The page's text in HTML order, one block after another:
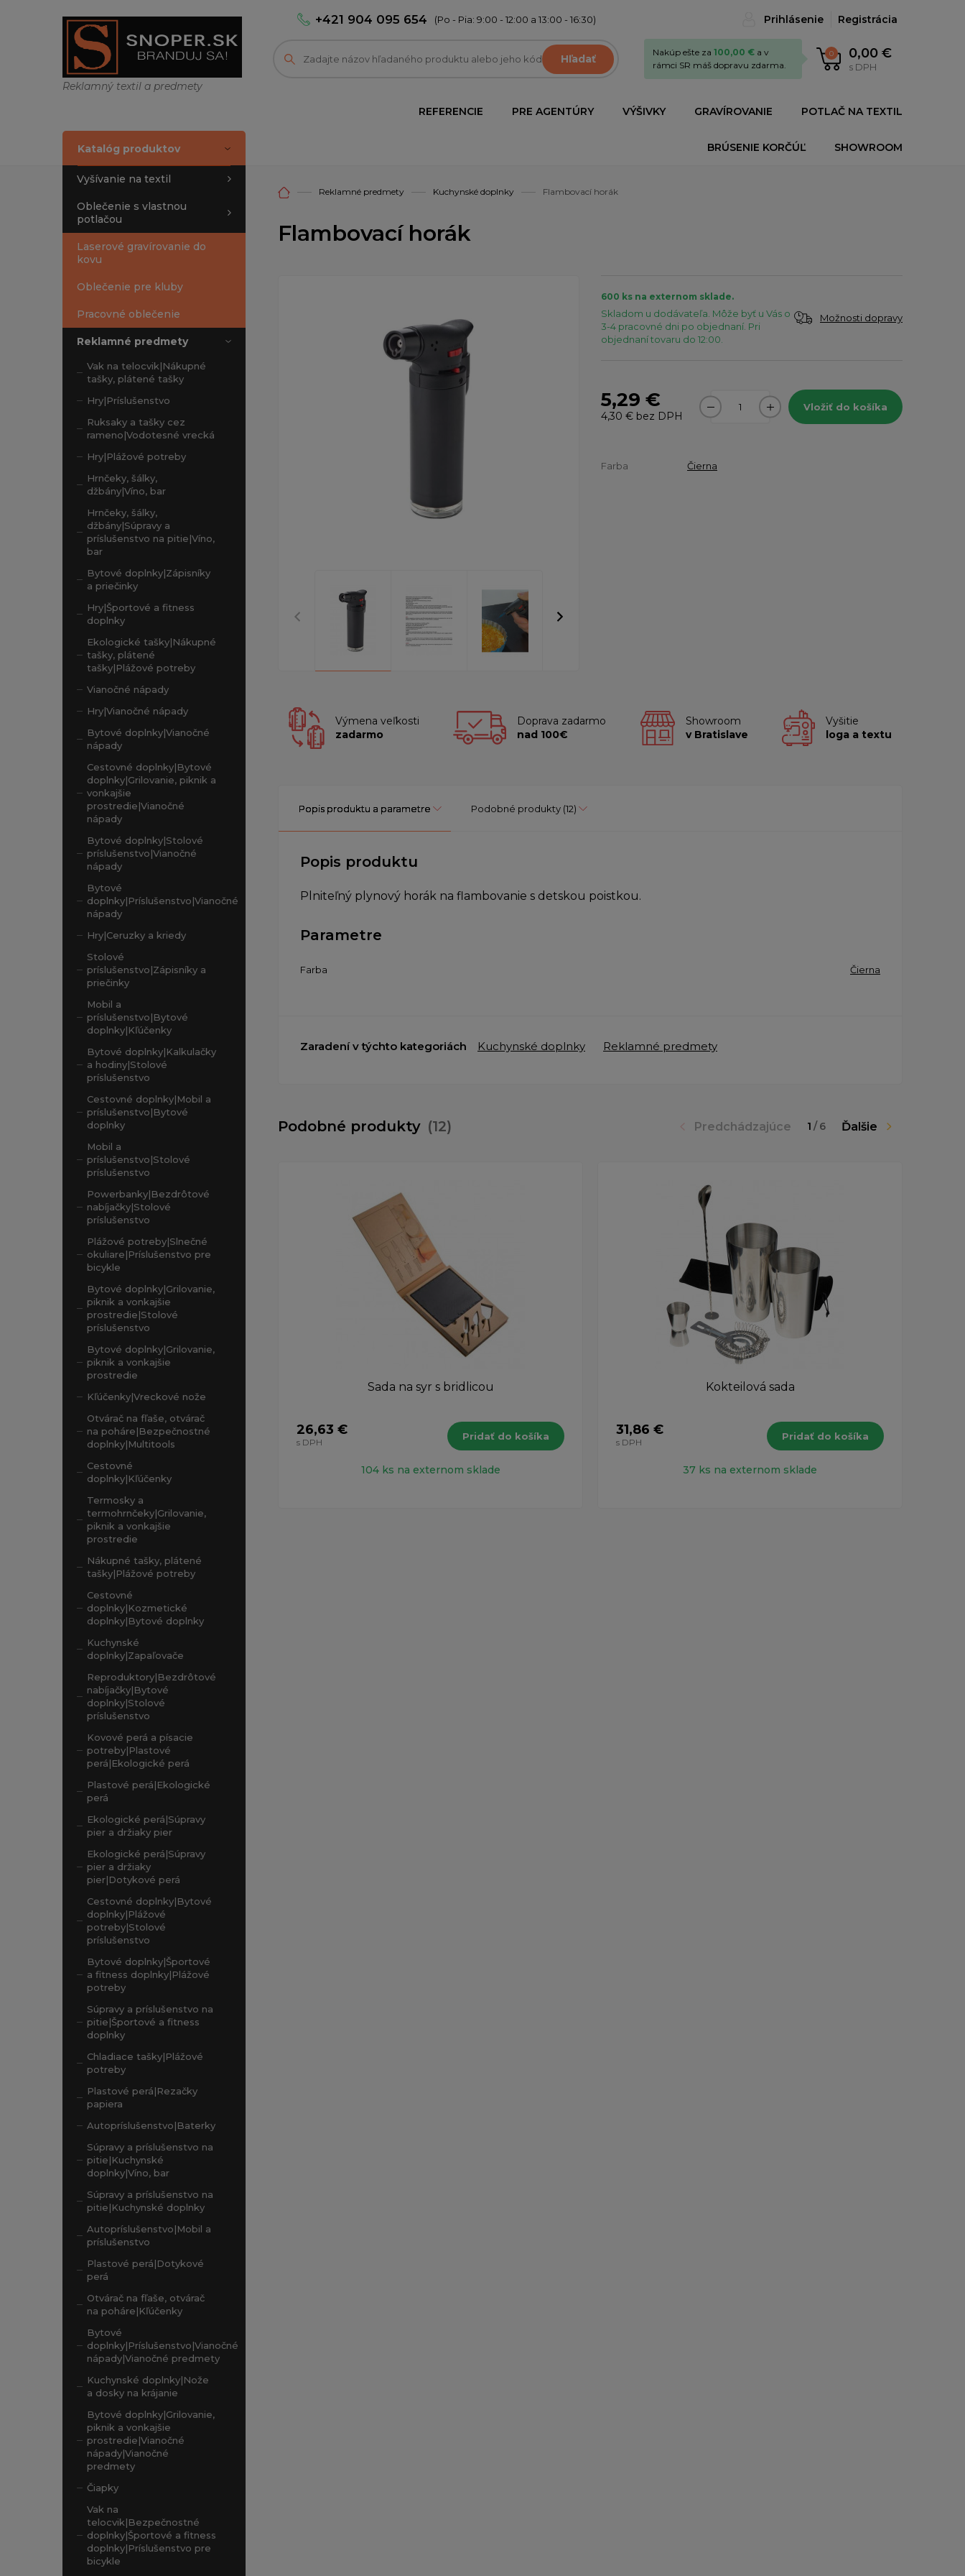
Reklamný textil a predmety
+421 904 095 654 (Po - Pia: 9:00 - 12:00 a 13:00 - 16:30) Prihlásenie Registrácia
Hľadať 0 0,00 €
s DPH
Nakúp ešte za 100,00 € a v
rámci SR máš dopravu zdarma.
REFERENCIE PRE AGENTÚRY VÝŠIVKY GRAVÍROVANIE POTLAČ NA TEXTIL
BRÚSENIE KORČÚĽ SHOWROOM
Katalóg produktov
Vyšívanie na textil
Oblečenie s vlastnou
potlačou
Laserové gravírovanie do
kovu
Oblečenie pre kluby
Pracovné oblečenie
Reklamné predmety
Vak na telocvik|Nákupné
tašky, plátené tašky
Hry|Príslušenstvo
Ruksaky a tašky cez
rameno|Vodotesné vrecká
Hry|Plážové potreby
Hrnčeky, šálky,
džbány|Víno, bar
Hrnčeky, šálky,
džbány|Súpravy a
príslušenstvo na pitie|Víno,
bar
Bytové doplnky|Zápisníky
a priečinky
Hry|Športové a fitness
doplnky
Ekologické tašky|Nákupné
tašky, plátené
tašky|Plážové potreby
Vianočné nápady
Hry|Vianočné nápady
Bytové doplnky|Vianočné
nápady
Cestovné doplnky|Bytové
doplnky|Grilovanie, piknik a
vonkajšie
prostredie|Vianočné
nápady
Bytové doplnky|Stolové
príslušenstvo|Vianočné
nápady
Bytové
doplnky|Príslušenstvo|Vianočné
nápady
Hry|Ceruzky a kriedy
Stolové
príslušenstvo|Zápisníky a
priečinky
Mobil a
príslušenstvo|Bytové
doplnky|Kľúčenky
Bytové doplnky|Kalkulačky
a hodiny|Stolové
príslušenstvo
Cestovné doplnky|Mobil a
príslušenstvo|Bytové
doplnky
Mobil a
príslušenstvo|Stolové
príslušenstvo
Powerbanky|Bezdrôtové
nabíjačky|Stolové
príslušenstvo
Plážové potreby|Slnečné
okuliare|Príslušenstvo pre
bicykle
Bytové doplnky|Grilovanie,
piknik a vonkajšie
prostredie|Stolové
príslušenstvo
Bytové doplnky|Grilovanie,
piknik a vonkajšie
prostredie
Kľúčenky|Vreckové nože
Otvárač na fľaše, otvárač
na poháre|Bezpečnostné
doplnky|Multitools
Cestovné
doplnky|Kľúčenky
Termosky a
termohrnčeky|Grilovanie,
piknik a vonkajšie
prostredie
Nákupné tašky, plátené
tašky|Plážové potreby
Cestovné
doplnky|Kozmetické
doplnky|Bytové doplnky
Kuchynské
doplnky|Zapaľovače
Reproduktory|Bezdrôtové
nabíjačky|Bytové
doplnky|Stolové
príslušenstvo
Kovové perá a písacie
potreby|Plastové
perá|Ekologické perá
Plastové perá|Ekologické
perá
Ekologické perá|Súpravy
pier a držiaky pier
Ekologické perá|Súpravy
pier a držiaky
pier|Dotykové perá
Cestovné doplnky|Bytové
doplnky|Plážové
potreby|Stolové
príslušenstvo
Bytové doplnky|Športové
a fitness doplnky|Plážové
potreby
Súpravy a príslušenstvo na
pitie|Športové a fitness
doplnky
Chladiace tašky|Plážové
potreby
Plastové perá|Rezačky
papiera
Autopríslušenstvo|Baterky
Súpravy a príslušenstvo na
pitie|Kuchynské
doplnky|Víno, bar
Súpravy a príslušenstvo na
pitie|Kuchynské doplnky
Autopríslušenstvo|Mobil a
príslušenstvo
Plastové perá|Dotykové
perá
Otvárač na fľaše, otvárač
na poháre|Kľúčenky
Bytové
doplnky|Príslušenstvo|Vianočné
nápady|Vianočné predmety
Kuchynské doplnky|Nože
a dosky na krájanie
Bytové doplnky|Grilovanie,
piknik a vonkajšie
prostredie|Vianočné
nápady|Vianočné
predmety
Čiapky
Vak na
telocvik|Bezpečnostné
doplnky|Športové a fitness
doplnky|Príslušenstvo pre
bicykle
Reklamné predmety Kuchynské doplnky Flambovací horák
Flambovací horák
600 ks na externom sklade.
Skladom u dodávateľa. Môže byť u Vás o
3-4 pracovné dni po objednaní. Pri
objednaní tovaru do 12:00.
Možnosti dopravy
5,29 €
4,30 € bez DPH
Vložiť do košíka
Farba Čierna
Výmena veľkosti
zadarmo
Doprava zadarmo
nad 100€
Showroom
v Bratislave
Vyšitie
loga a textu
Popis produktu a parametre Podobné produkty (12)
Popis produktu
Plniteľný plynový horák na flambovanie s detskou poistkou.
Parametre
Farba Čierna
Zaradení v týchto kategoriách Kuchynské doplnky Reklamné predmety
Podobné produkty (12) Predchádzajúce 1 / 6 Ďalšie
Sada na syr s bridlicou
26,63 €
s DPH
Pridať do košíka
104 ks na externom sklade
Kokteilová sada
31,86 €
s DPH
Pridať do košíka
37 ks na externom sklade